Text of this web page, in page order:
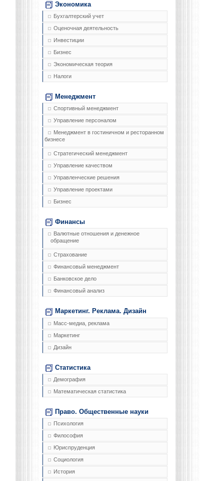
Экономика
Бухгалтерский учет
Оценочная деятельность
Инвестиции
Бизнес
Экономическая теория
Налоги
Менеджмент
Спортивный менеджмент
Управление персоналом
Менеджмент в гостиничном и ресторанном
бизнесе
Стратегический менеджмент
Управление качеством
Управленческие решения
Управление проектами
Бизнес
Финансы
Валютные отношения и денежное
обращение
Страхование
Финансовый менеджмент
Банковское дело
Финансовый анализ
Маркетинг. Реклама. Дизайн
Масс-медиа, реклама
Маркетинг
Дизайн
Статистика
Демография
Математическая статистика
Право. Общественные науки
Психология
Философия
Юриспруденция
Социология
История